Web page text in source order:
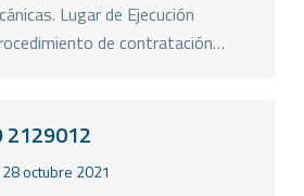
Lugar de Ejecución
de contratación…
2129012
28 octubre 2021